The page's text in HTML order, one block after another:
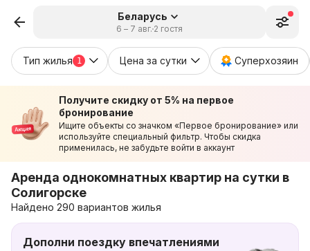
Беларусь
6 – 7 авг. 2 гостя
Тип жилья 1 Цена за сутки Суперхозяин
Получите скидку от 5% на первое
бронирование
Ищите объекты со значком «Первое бронирование» или
используйте специальный фильтр. Чтобы скидка
применилась, не забудьте войти в аккаунт
Аренда однокомнатных квартир на сутки в
Солигорске
Найдено 290 вариантов жилья
Дополни поездку впечатлениями